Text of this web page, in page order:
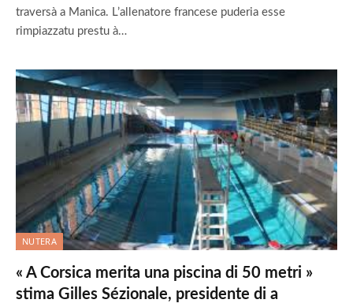
traversà a Manica. L’allenatore francese puderia esse
rimpiazzatu prestu à…
NUTERA
« A Corsica merita una piscina di 50 metri »
stima Gilles Sézionale, presidente di a